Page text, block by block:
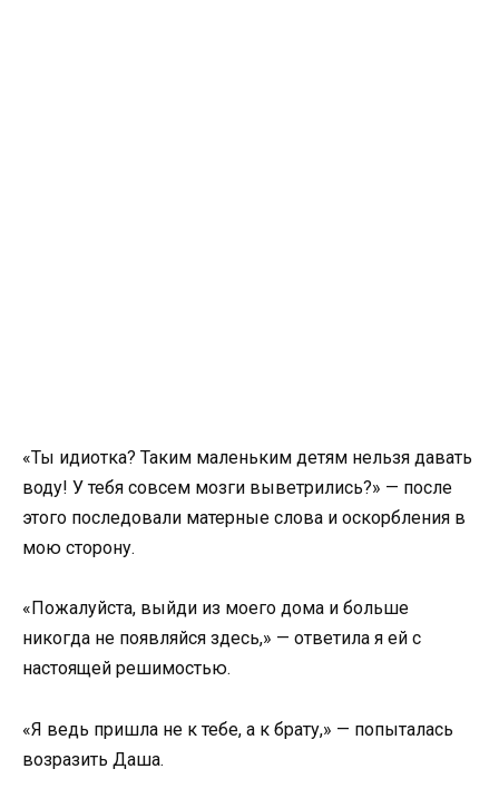
«Ты идиотка? Таким маленьким детям нельзя давать
воду! У тебя совсем мозги выветрились?» — после
этого последовали матерные слова и оскорбления в
мою сторону.
«Пожалуйста, выйди из моего дома и больше
никогда не появляйся здесь,» — ответила я ей с
настоящей решимостью.
«Я ведь пришла не к тебе, а к брату,» — попыталась
возразить Даша.